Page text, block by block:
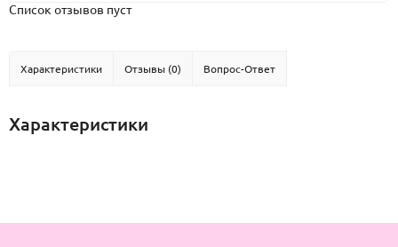
Список отзывов пуст
Характеристики Отзывы (0) Вопрос-Ответ
Характеристики